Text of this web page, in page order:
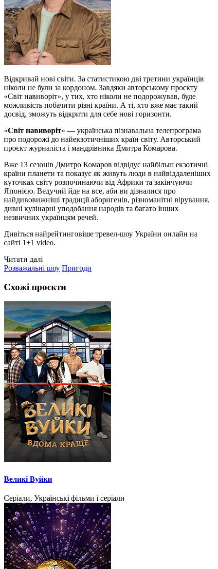
Відкривай нові світи. За статистикою дві третини українців
ніколи не були за кордоном. Завдяки авторському проєкту
«Світ навиворіт», у тих, хто ніколи не подорожував, буде
можливість побачити різні країни. А ті, хто вже має такий
досвід, зможуть відкрити для себе нові горизонти.
«Світ навиворіт» — українська пізнавальна телепрограма
про подорожі до найекзотичніших країн світу. Авторський
проєкт журналіста і мандрівника Дмитра Комарова.
Вже 13 сезонів Дмитро Комаров відвідує найбільш екзотичні
країни планети та показує як живуть люди в найвіддаленіших
куточках світу розпочинаючи від Африки та закінчуючи
Японією. Ведучий йде на все, аби ви дізналися про
найдивовижніші традиції аборигенів, різноманітні вірування,
дивні кулінарні уподобання народів та багато інших
незвичних українцям речей.
Дивіться найрейтинговіше тревел-шоу України онлайн на
сайті 1+1 video.
Читати далі
Розважальні шоу Пригоди
Схожі проєкти
Великі Вуйки
Серіали, Українські фільми і серіали